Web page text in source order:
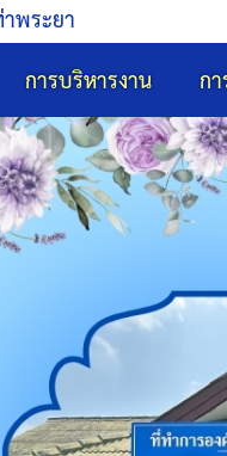
พระยา
การบริหารงาน ก